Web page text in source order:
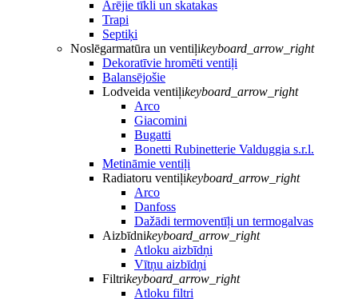
Ārējie tīkli un skatakas
Trapi
Septiķi
Noslēgarmatūra un ventiļikeyboard_arrow_right
Dekoratīvie hromēti ventiļi
Balansējošie
Lodveida ventiļikeyboard_arrow_right
Arco
Giacomini
Bugatti
Bonetti Rubinetterie Valduggia s.r.l.
Metināmie ventiļi
Radiatoru ventiļikeyboard_arrow_right
Arco
Danfoss
Dažādi termoventīļi un termogalvas
Aizbīdnikeyboard_arrow_right
Atloku aizbīdņi
Vītņu aizbīdņi
Filtrikeyboard_arrow_right
Atloku filtri